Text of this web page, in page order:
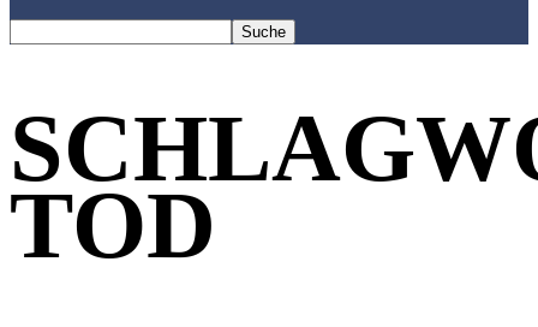
TOD